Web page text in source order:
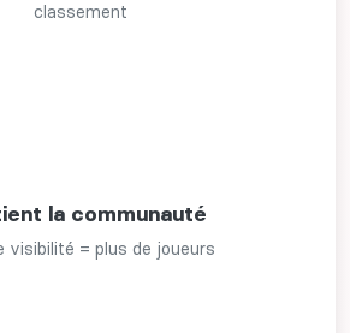
classement
la communauté
visibilité = plus de joueurs